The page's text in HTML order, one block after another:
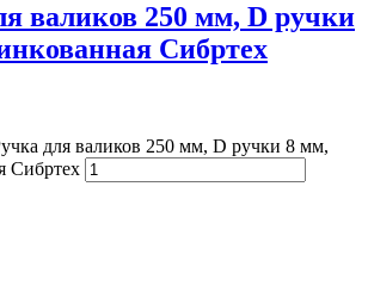
валиков 250 мм, D ручки
Сибртех
для валиков 250 мм, D ручки 8 мм,
Сибртех